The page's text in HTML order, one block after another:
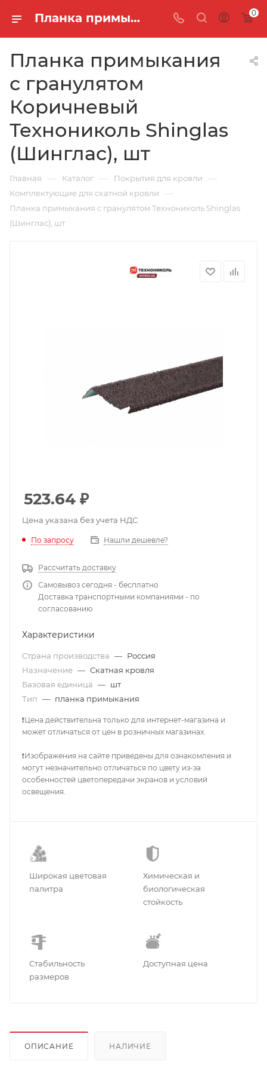
Планка примыкания с гранулятом Коричневый Технониколь Shinglas (Шинглас), шт 0
Планка примыкания
с гранулятом
Коричневый
Технониколь Shinglas
(Шинглас), шт
Главная — Каталог — Покрытия для кровли —
Комплектующие для скатной кровли —
Планка примыкания с гранулятом Технониколь Shinglas
(Шинглас), шт
523.64 ₽
Цена указана без учета НДС
По запросу Нашли дешевле?
Рассчитать доставку
Самовывоз сегодня - бесплатно
Доставка транспортными компаниями - по
согласованию
Характеристики
Страна производства — Россия
Назначение — Скатная кровля
Базовая единица — шт
Тип — планка примыкания
❗Цена действительна только для интернет-магазина и
может отличаться от цен в розничных магазинах.
❗Изображения на сайте приведены для ознакомления и
могут незначительно отличаться по цвету из-за
особенностей цветопередачи экранов и условий
освещения.
Широкая цветовая
палитра
Химическая и
биологическая
стойкость
Стабильность
размеров
Доступная цена
ОПИСАНИЕ НАЛИЧИЕ